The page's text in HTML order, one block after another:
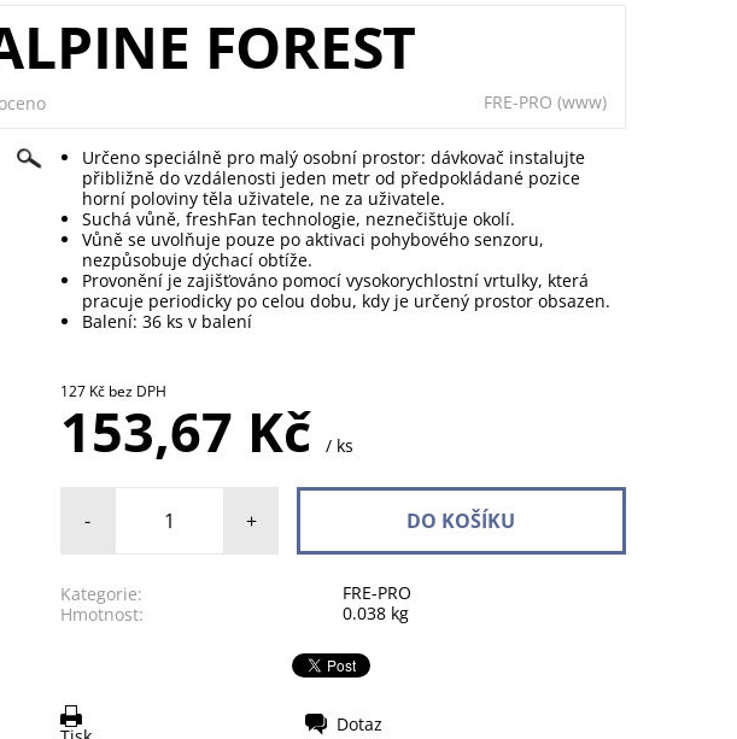
FOREST
FRE-PRO (www)
Určeno speciálně pro malý osobní prostor: dávkovač instalujte
přibližně do vzdálenosti jeden metr od předpokládané pozice
horní poloviny těla uživatele, ne za uživatele.
Suchá vůně, freshFan technologie, neznečišťuje okolí.
Vůně se uvolňuje pouze po aktivaci pohybového senzoru,
nezpůsobuje dýchací obtíže.
Provonění je zajišťováno pomocí vysokorychlostní vrtulky, která
pracuje periodicky po celou dobu, kdy je určený prostor obsazen.
Balení: 36 ks v balení
127 Kč bez DPH
153,67 Kč/ ks
- +
Kategorie:
FRE-PRO
Hmotnost:
0.038 kg
Dotaz